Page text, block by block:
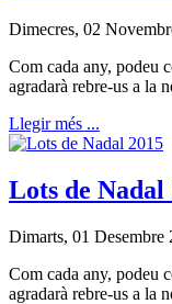
Dimecres, 02
Com cada any, podeu
agradarà rebre-us a la
Llegir més ...
Lots de Nadal
Dimarts, 01 Desembre
Com cada any, podeu
agradarà rebre-us a la